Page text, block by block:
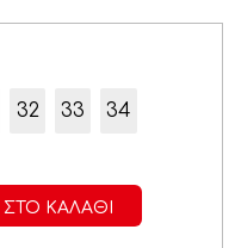
32 33 34
ΚΑΛΆΘΙ